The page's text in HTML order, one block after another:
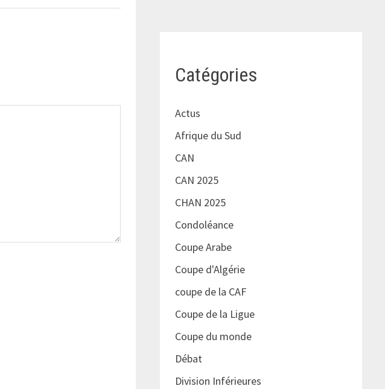
Catégories
Actus
Afrique du Sud
CAN
CAN 2025
CHAN 2025
Condoléance
Coupe Arabe
Coupe d'Algérie
coupe de la CAF
Coupe de la Ligue
Coupe du monde
Débat
Division Inférieures